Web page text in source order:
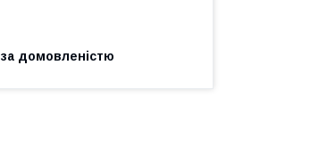
за домовленістю